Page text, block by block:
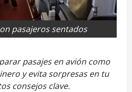
pasajeros sentados
pasajes en avión como
y evita sorpresas en tu
consejos clave.